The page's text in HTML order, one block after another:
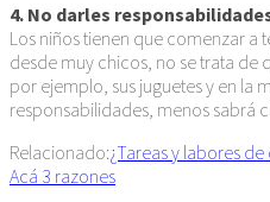
4. No darles
Los niños tienen que comenzar a
desde muy chicos, no se trata de
por ejemplo, sus juguetes y en la
responsabilidades, menos sabrá
Relacionado:¿Tareas y labores
Acá 3 razones